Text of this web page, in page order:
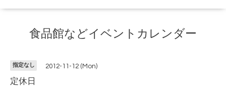
食品館などイベントカレンダー
指定なし 2012-11-12 (Mon)
定休日